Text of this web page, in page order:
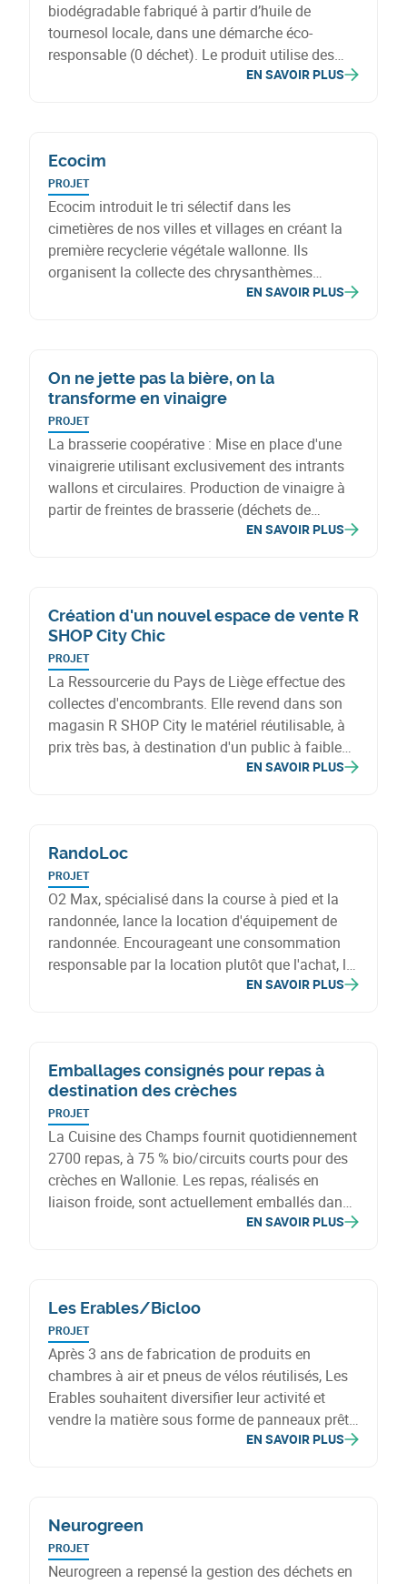
biodégradable fabriqué à partir d’huile de
tournesol locale, dans une démarche éco-
responsable (0 déchet). Le produit utilise des
contenants en verre réutilisés via consigne. Le
EN SAVOIR PLUS
Ecocim
PROJET
Ecocim introduit le tri sélectif dans les
cimetières de nos villes et villages en créant la
première recyclerie végétale wallonne. Ils
organisent la collecte des chrysanthèmes
(plantes, pots et plastiques), cimetière par
respectueuse de l’environnent.
EN SAVOIR PLUS
On ne jette pas la bière, on la
transforme en vinaigre
PROJET
La brasserie coopérative : Mise en place d'une
vinaigrerie utilisant exclusivement des intrants
wallons et circulaires. Production de vinaigre à
partir de freintes de brasserie (déchets de
production de la bière destinés à l'égout), cidre
EN SAVOIR PLUS
Création d'un nouvel espace de vente R
SHOP City Chic
PROJET
La Ressourcerie du Pays de Liège effectue des
collectes d'encombrants. Elle revend dans son
magasin R SHOP City le matériel réutilisable, à
prix très bas, à destination d'un public à faible
pouvoir d'achat. La coopérative a ouvert un
grande valeur.
EN SAVOIR PLUS
RandoLoc
PROJET
O2 Max, spécialisé dans la course à pied et la
randonnée, lance la location d'équipement de
randonnée. Encourageant une consommation
responsable par la location plutôt que l'achat, le
projet vise à optimiser l'utilisation et prolonger la
EN SAVOIR PLUS
Emballages consignés pour repas à
destination des crèches
PROJET
La Cuisine des Champs fournit quotidiennement
2700 repas, à 75 % bio/circuits courts pour des
crèches en Wallonie. Les repas, réalisés en
liaison froide, sont actuellement emballés dans
des barquettes en plastique à usage unique. Le
durabilité du produit.
EN SAVOIR PLUS
Les Erables/Bicloo
PROJET
Après 3 ans de fabrication de produits en
chambres à air et pneus de vélos réutilisés, Les
Erables souhaitent diversifier leur activité et
vendre la matière sous forme de panneaux prêts
au réemploi à d’autres fabricants. Ils créeront
EN SAVOIR PLUS
Neurogreen
PROJET
Neurogreen a repensé la gestion des déchets en